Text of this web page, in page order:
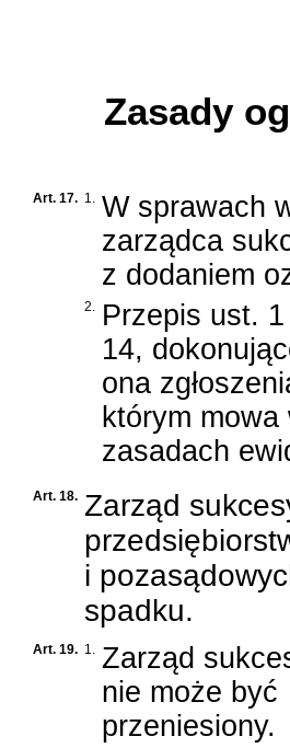
Zasady
Art. 17. 1. W sprawach
zarządca
z dodaniem
2. Przepis ust.
14,
ona
którym mowa
zasadach
Art. 18. Zarząd
i
spadku.
Art. 19. 1. Zarząd
nie może być
przeniesiony.